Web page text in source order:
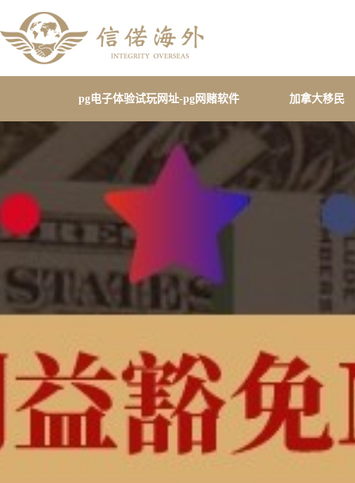
pg电子体验试玩网址-pg网赌软件 加拿大移民